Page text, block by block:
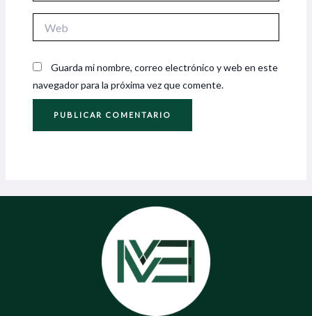
Guarda mi nombre, correo electrónico y web en este
navegador para la próxima vez que comente.